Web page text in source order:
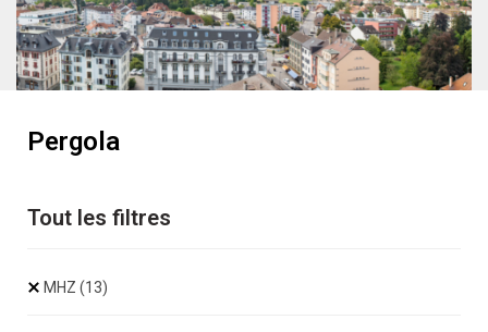
Pergola
Tout les filtres
MHZ (13)